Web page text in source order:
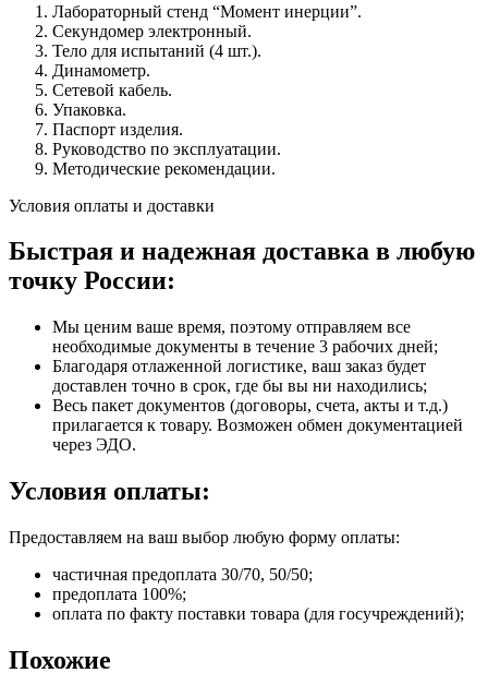
Лабораторный стенд “Момент инерции”.
Секундомер электронный.
Тело для испытаний (4 шт.).
Динамометр.
Сетевой кабель.
Упаковка.
Паспорт изделия.
Руководство по эксплуатации.
Методические рекомендации.
Условия оплаты и доставки
Быстрая и надежная доставка в любую
точку России:
Мы ценим ваше время, поэтому отправляем все
необходимые документы в течение 3 рабочих дней;
Благодаря отлаженной логистике, ваш заказ будет
доставлен точно в срок, где бы вы ни находились;
Весь пакет документов (договоры, счета, акты и т.д.)
прилагается к товару. Возможен обмен документацией
через ЭДО.
Условия оплаты:
Предоставляем на ваш выбор любую форму оплаты:
частичная предоплата 30/70, 50/50;
предоплата 100%;
оплата по факту поставки товара (для госучреждений);
Похожие